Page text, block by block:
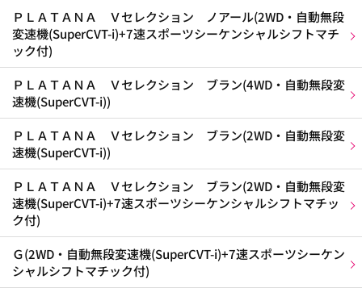
ＰＬＡＴＡＮＡ Ｖセレクション ノアール(2WD・自動無段
変速機(SuperCVT-i)+7速スポーツシーケンシャルシフトマチ
ック付)
ＰＬＡＴＡＮＡ Ｖセレクション ブラン(4WD・自動無段変
速機(SuperCVT-i))
ＰＬＡＴＡＮＡ Ｖセレクション ブラン(2WD・自動無段変
速機(SuperCVT-i))
ＰＬＡＴＡＮＡ Ｖセレクション ブラン(2WD・自動無段変
速機(SuperCVT-i)+7速スポーツシーケンシャルシフトマチッ
ク付)
Ｇ(2WD・自動無段変速機(SuperCVT-i)+7速スポーツシーケン
シャルシフトマチック付)